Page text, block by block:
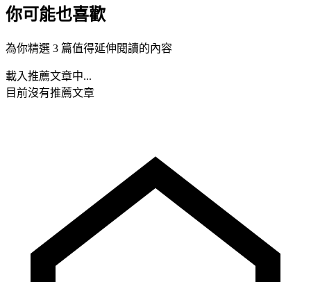
你可能也喜歡
為你精選 3 篇值得延伸閱讀的內容
載入推薦文章中...
目前沒有推薦文章